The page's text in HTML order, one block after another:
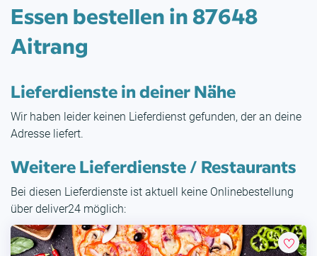
Essen bestellen in 87648
Aitrang
Lieferdienste in deiner Nähe
Wir haben leider keinen Lieferdienst gefunden, der an deine
Adresse liefert.
Weitere Lieferdienste / Restaurants
Bei diesen Lieferdienste ist aktuell keine Onlinebestellung
über deliver24 möglich: